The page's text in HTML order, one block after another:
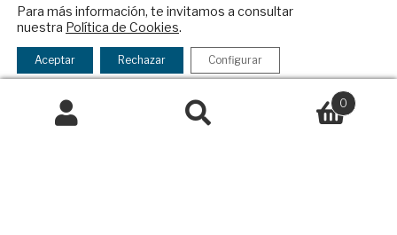
Legal|Política de Privacidad y de Cookies
Buscar
0
Financiado por el Programa KIT Digital. Plan de
Recuperación, Transformación y Resiliencia de
Para más información, te invitamos a consultar
nuestra Política de Cookies.
Aceptar Rechazar Configurar
Checkbox
acepto
la
política
de
política de privacidad